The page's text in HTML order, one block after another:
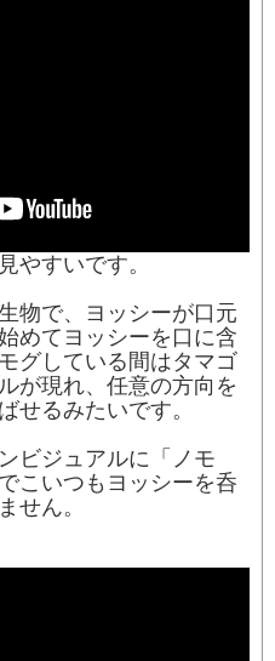
やすいです。
物で、ヨッシーが口元
めてヨッシーを口に含
グしている間はタマゴ
が現れ、任意の方向を
せるみたいです。
ビジュアルに「ノモ
こいつもヨッシーを呑
せん。